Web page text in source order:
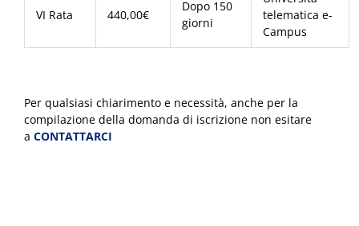
VI Rata 440,00€
Dopo 150
giorni
telematica e-
Campus
Per qualsiasi chiarimento e necessità, anche per la
compilazione della domanda di iscrizione non esitare
a CONTATTARCI